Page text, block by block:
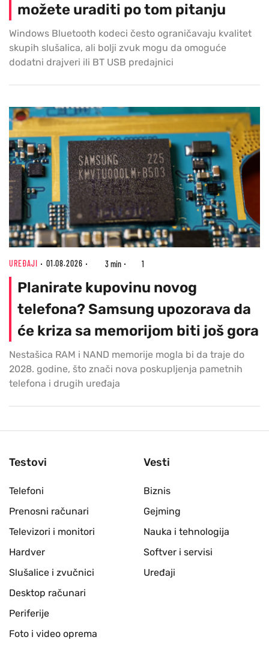
možete uraditi po tom pitanju
Windows Bluetooth kodeci često ograničavaju kvalitet
skupih slušalica, ali bolji zvuk mogu da omoguće
dodatni drajveri ili BT USB predajnici
UREĐAJI 01.08.2026 3 min 1
Planirate kupovinu novog
telefona? Samsung upozorava da
će kriza sa memorijom biti još gora
Nestašica RAM i NAND memorije mogla bi da traje do
2028. godine, što znači nova poskupljenja pametnih
telefona i drugih uređaja
Testovi
Telefoni
Prenosni računari
Televizori i monitori
Hardver
Slušalice i zvučnici
Desktop računari
Periferije
Foto i video oprema
Vesti
Biznis
Gejming
Nauka i tehnologija
Softver i servisi
Uređaji